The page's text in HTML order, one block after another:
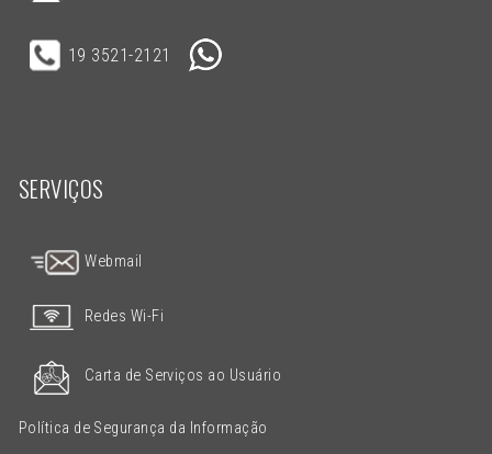
19 3521-2121
SERVIÇOS
Webmail
Redes Wi-Fi
Carta de Serviços ao Usuário
Política de Segurança da Informação